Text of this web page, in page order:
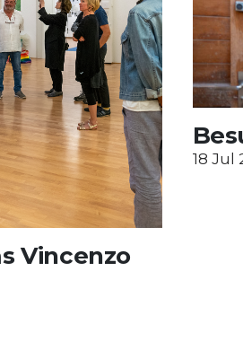
Vincenzo
18 Jul